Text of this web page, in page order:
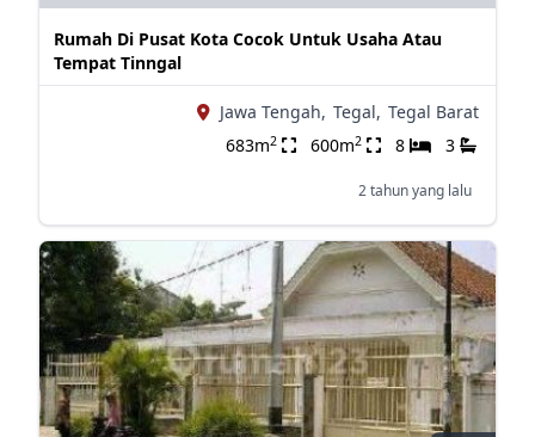
Rumah Di Pusat Kota Cocok Untuk Usaha Atau
Tempat Tinngal
Jawa Tengah, Tegal, Tegal Barat
683m2 600m2 8 3
2 tahun yang lalu